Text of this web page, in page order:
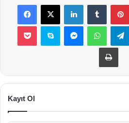
Facebook
X LinkedInTumblr
Pocket Skype Messenger
Kayıt Ol